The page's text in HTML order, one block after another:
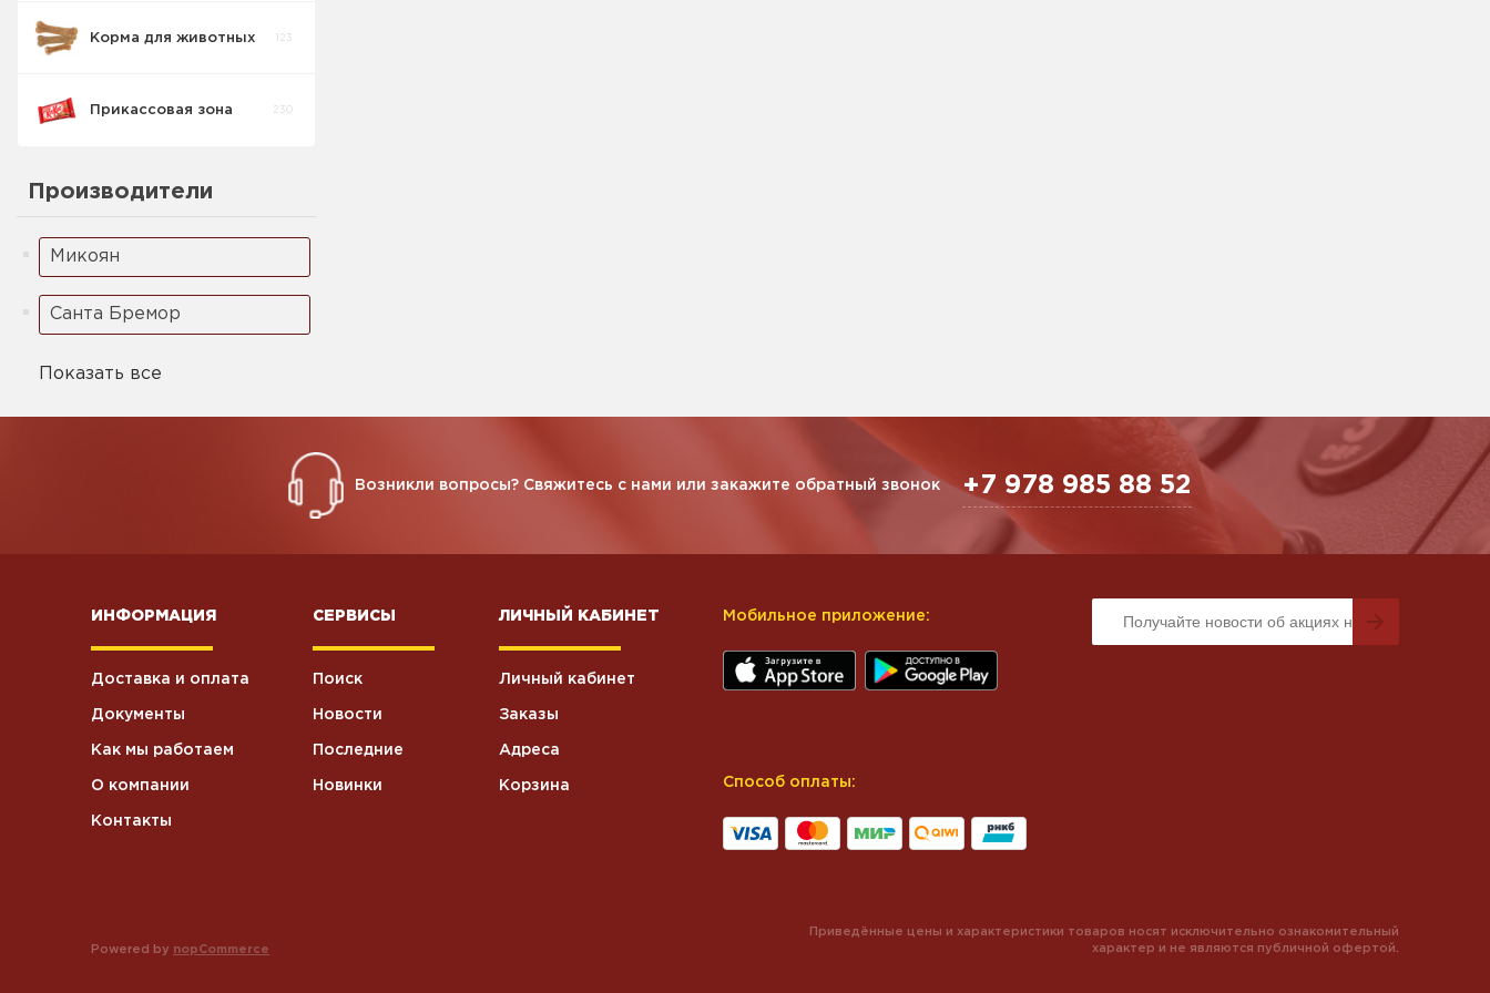
Корма для животных 123
Прикассовая зона 230
Производители
Микоян
Санта Бремор
Показать все
Возникли вопросы? Свяжитесь с нами или закажите обратный звонок +7 978 985 88 52
ИНФОРМАЦИЯ
Доставка и оплата
Документы
Как мы работаем
О компании
Контакты
СЕРВИСЫ
Поиск
Новости
Последние
Новинки
ЛИЧНЫЙ КАБИНЕТ
Личный кабинет
Заказы
Адреса
Корзина
Мобильное приложение:
Способ оплаты:
Powered by nopCommerce
Приведённые цены и характеристики товаров носят исключительно ознакомительный
характер и не являются публичной офертой.